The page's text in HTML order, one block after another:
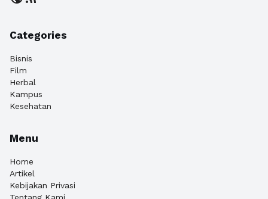
Categories
Bisnis
Film
Herbal
Kampus
Kesehatan
Menu
Home
Artikel
Kebijakan Privasi